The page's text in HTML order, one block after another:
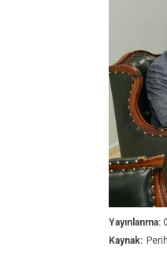
Yayınlanma:
Kaynak: